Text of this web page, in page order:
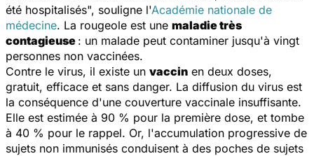
été hospitalisés", souligne l'Académie nationale de
médecine. La rougeole est une maladie très
contagieuse : un malade peut contaminer jusqu'à vingt
personnes non vaccinées.
Contre le virus, il existe un vaccin en deux doses,
gratuit, efficace et sans danger. La diffusion du virus est
la conséquence d'une couverture vaccinale insuffisante.
Elle est estimée à 90 % pour la première dose, et tombe
à 40 % pour le rappel. Or, l'accumulation progressive de
sujets non immunisés conduisent à des poches de sujets